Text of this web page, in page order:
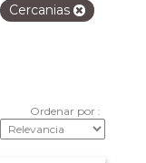
Cercanias
Ordenar por